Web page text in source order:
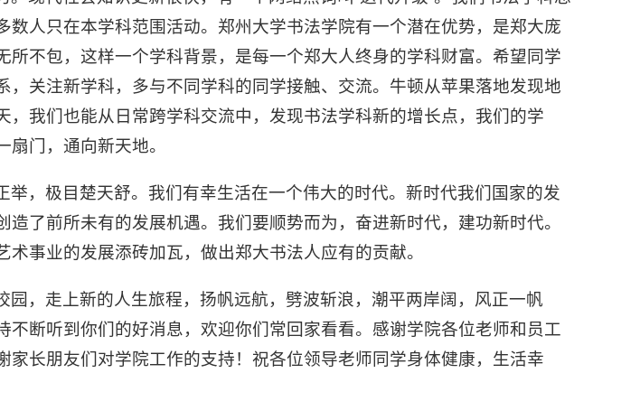
数人只在本学科范围活动。郑州大学书法学院有一个潜在优势，是郑大庞
所不包，这样一个学科背景，是每一个郑大人终身的学科财富。希望同学
，关注新学科，多与不同学科的同学接触、交流。牛顿从苹果落地发现地
，我们也能从日常跨学科交流中，发现书法学科新的增长点，我们的学
门，通向新天地。
举，极目楚天舒。我们有幸生活在一个伟大的时代。新时代我们国家的发
造了前所未有的发展机遇。我们要顺势而为，奋进新时代，建功新时代。
术事业的发展添砖加瓦，做出郑大书法人应有的贡献。
园，走上新的人生旅程，扬帆远航，劈波斩浪，潮平两岸阔，风正一帆
不断听到你们的好消息，欢迎你们常回家看看。感谢学院各位老师和员工
家长朋友们对学院工作的支持！祝各位领导老师同学身体健康，生活幸